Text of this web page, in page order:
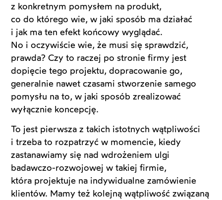
z konkretnym pomysłem na produkt,
co do którego wie, w jaki sposób ma działać
i jak ma ten efekt końcowy wyglądać.
No i oczywiście wie, że musi się sprawdzić,
prawda? Czy to raczej po stronie firmy jest
dopięcie tego projektu, dopracowanie go,
generalnie nawet czasami stworzenie samego
pomysłu na to, w jaki sposób zrealizować
wyłącznie koncepcję.
To jest pierwsza z takich istotnych wątpliwości
i trzeba to rozpatrzyć w momencie, kiedy
zastanawiamy się nad wdrożeniem ulgi
badawczo-rozwojowej w takiej firmie,
która projektuje na indywidualne zamówienie
klientów. Mamy też kolejną wątpliwość związaną